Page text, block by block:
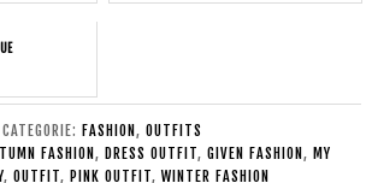
CATEGORIE: FASHION , OUTFITS
FASHION , DRESS OUTFIT, GIVEN FASHION , MY
, OUTFIT, PINK OUTFIT, WINTER FASHION